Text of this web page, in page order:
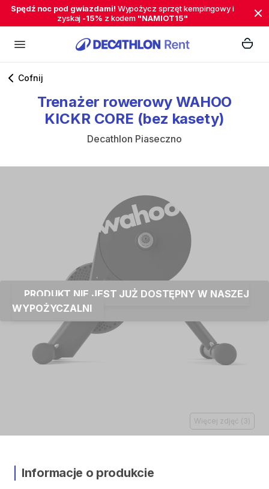
Spędź noc pod gwiazdami! Wypożycz sprzęt kempingowy i
zyskaj -15% z kodem "NAMIOT15"
Cofnij
Trenażer rowerowy WAHOO
KICKR CORE (bez kasety)
Decathlon Piaseczno
PRODUKT NIE JEST JUŻ DOSTĘPNY W NASZEJ
WYPOŻYCZALNI
Więcej zdjęć ( 3 )
Informacje o produkcie